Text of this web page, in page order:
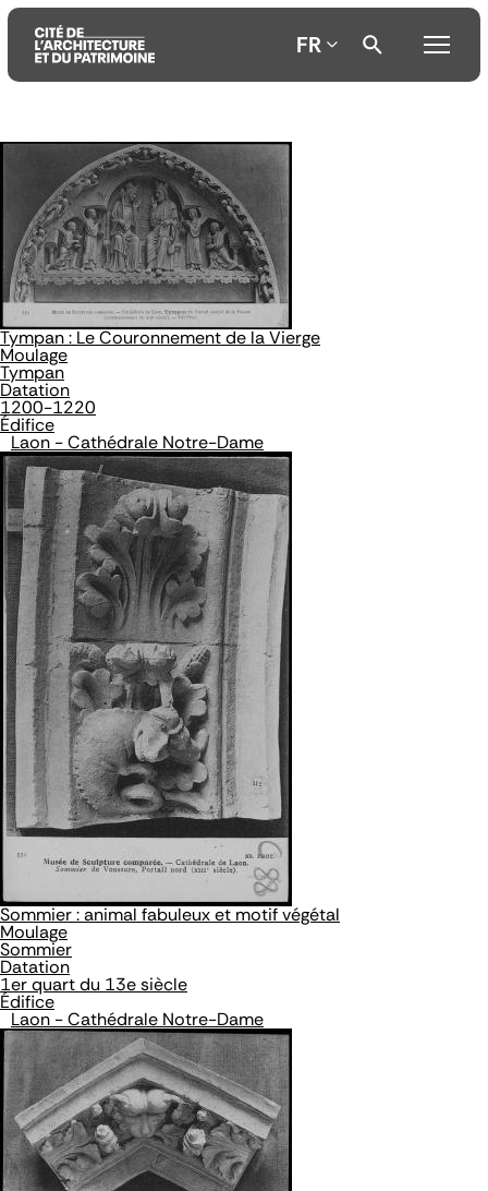
contenu
principal
principal
recherche
FR
Tympan : Le Couronnement de la Vierge
Moulage
Tympan
Datation
1200-1220
Édifice
Laon - Cathédrale Notre-Dame
Sommier : animal fabuleux et motif végétal
Moulage
Sommier
Datation
1er quart du 13e siècle
Édifice
Laon - Cathédrale Notre-Dame